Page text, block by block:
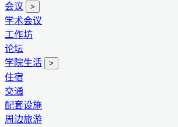
会议
>
学术会议
工作坊
论坛
学院生活
>
住宿
交通
配套设施
周边旅游